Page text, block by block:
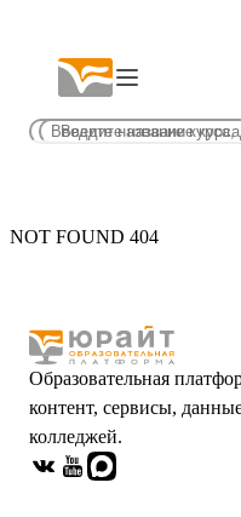
NOT FOUND 404
Образовательная
контент, сервисы,
колледжей.